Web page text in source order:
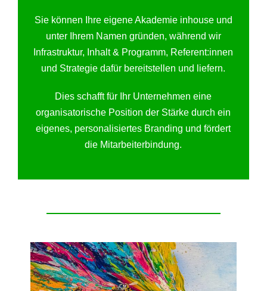
Sie können Ihre eigene Akademie inhouse und
unter Ihrem Namen gründen, während wir
Infrastruktur, Inhalt & Programm, Referent:innen
und Strategie dafür bereitstellen und liefern.
Dies schafft für Ihr Unternehmen eine
organisatorische Position der Stärke durch ein
eigenes, personalisiertes Branding und fördert
die Mitarbeiterbindung.